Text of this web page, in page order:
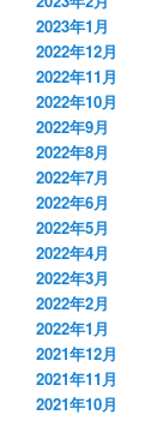
2023年1月
2022年12月
2022年11月
2022年10月
2022年9月
2022年8月
2022年7月
2022年6月
2022年5月
2022年4月
2022年3月
2022年2月
2022年1月
2021年12月
2021年11月
2021年10月